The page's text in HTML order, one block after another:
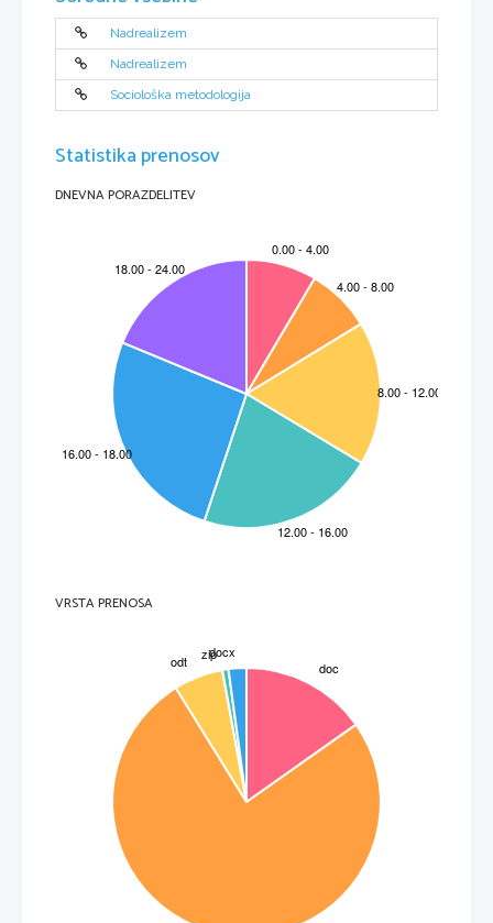
Nadrealizem
Nadrealizem
Sociološka metodologija
Statistika prenosov
DNEVNA PORAZDELITEV
VRSTA PRENOSA